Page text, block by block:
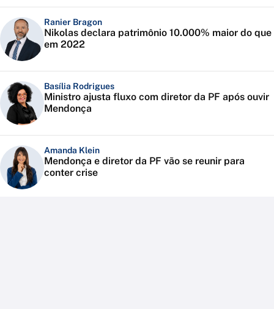
Ranier Bragon
Nikolas declara patrimônio 10.000% maior do que
em 2022
Basília Rodrigues
Ministro ajusta fluxo com diretor da PF após ouvir
Mendonça
Amanda Klein
Mendonça e diretor da PF vão se reunir para
conter crise